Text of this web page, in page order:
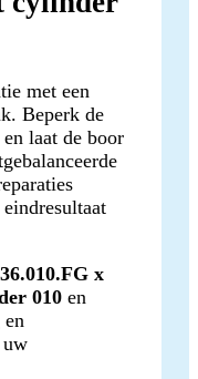
met een
Beperk de
laat de boor
x
010 en